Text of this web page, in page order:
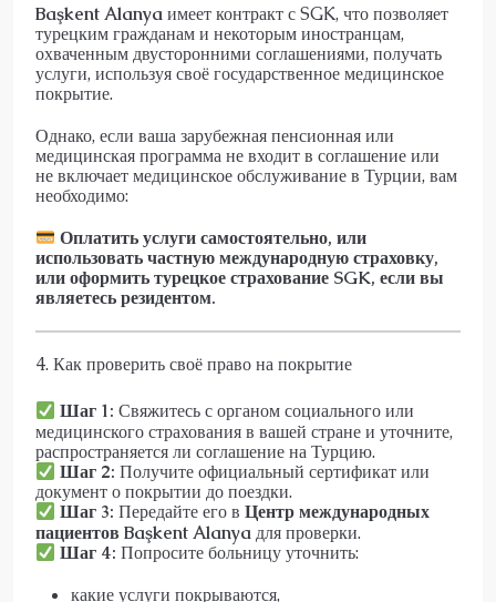
Başkent Alanyaимеет контракт с SGK, что позволяет
турецким гражданам и некоторым иностранцам,
охваченным двусторонними соглашениями, получать
услуги, используя своё государственное медицинское
покрытие.
Однако, если ваша зарубежная пенсионная или
медицинская программа не входит в соглашение или
не включает медицинское обслуживание в Турции, вам
необходимо:
Оплатить услуги самостоятельно, или
использовать частную международную страховку,
или оформить турецкое страхование SGK, если вы
являетесь резидентом.
4. Как проверить своё право на покрытие
Шаг 1: Свяжитесь с органом социального или
медицинского страхования в вашей стране и уточните,
распространяется ли соглашение на Турцию.
Шаг 2: Получите официальный сертификат или
документ о покрытии до поездки.
Шаг 3: Передайте его вЦентр международных
пациентов Başkent Alanyaдля проверки.
Шаг 4: Попросите больницу уточнить:
какие услуги покрываются,